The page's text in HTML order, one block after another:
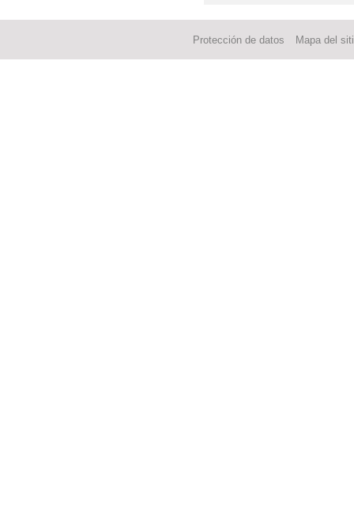
Protección de datos Mapa del